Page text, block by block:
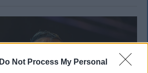
Do Not Process My Personal